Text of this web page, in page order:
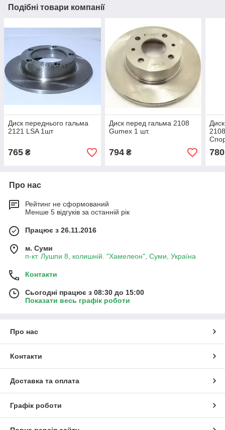
Подібні товари компанії
Диск переднього гальма
2121 LSA 1шт
765 ₴
Диск перед гальма 2108
Gumex 1 шт.
794₴ 780
Про нас
Рейтинг не сформований
Менше 5 відгуків за останній рік
Працює з 26.11.2016
м. Суми
п-кт. Лушпи 8, колишній. "Хамелеон", Суми, Україна
Контакти
Сьогодні працює з 08:30 до 15:00
Показати весь графік роботи
Про нас
Контакти
Доставка та оплата
Графік роботи